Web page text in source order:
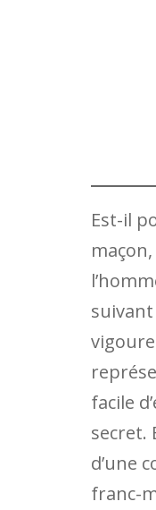
Est-il
facile
secret.
d’une
franc-